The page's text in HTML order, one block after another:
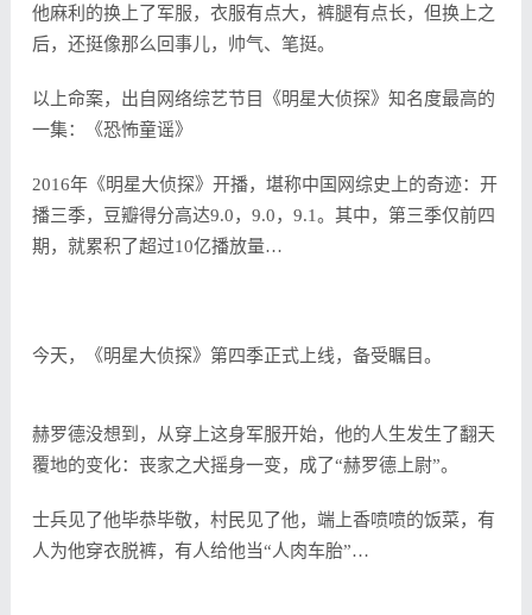
他麻利的换上了军服，衣服有点大，裤腿有点长，但换上之
后，还挺像那么回事儿，帅气、笔挺。
以上命案，出自网络综艺节目《明星大侦探》知名度最高的
一集：《恐怖童谣》
2016年《明星大侦探》开播，堪称中国网综史上的奇迹：开
播三季，豆瓣得分高达9.0，9.0，9.1。其中，第三季仅前四
期，就累积了超过10亿播放量…
今天，《明星大侦探》第四季正式上线，备受瞩目。
赫罗德没想到，从穿上这身军服开始，他的人生发生了翻天
覆地的变化：丧家之犬摇身一变，成了“赫罗德上尉”。
士兵见了他毕恭毕敬，村民见了他，端上香喷喷的饭菜，有
人为他穿衣脱裤，有人给他当“人肉车胎”…